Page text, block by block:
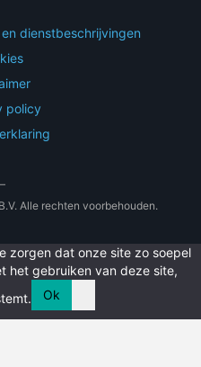
dienstbeschrijvingen
policy
Alle rechten voorbehouden.
zorgen dat onze site zo soepel
het gebruiken van deze site,
Ok